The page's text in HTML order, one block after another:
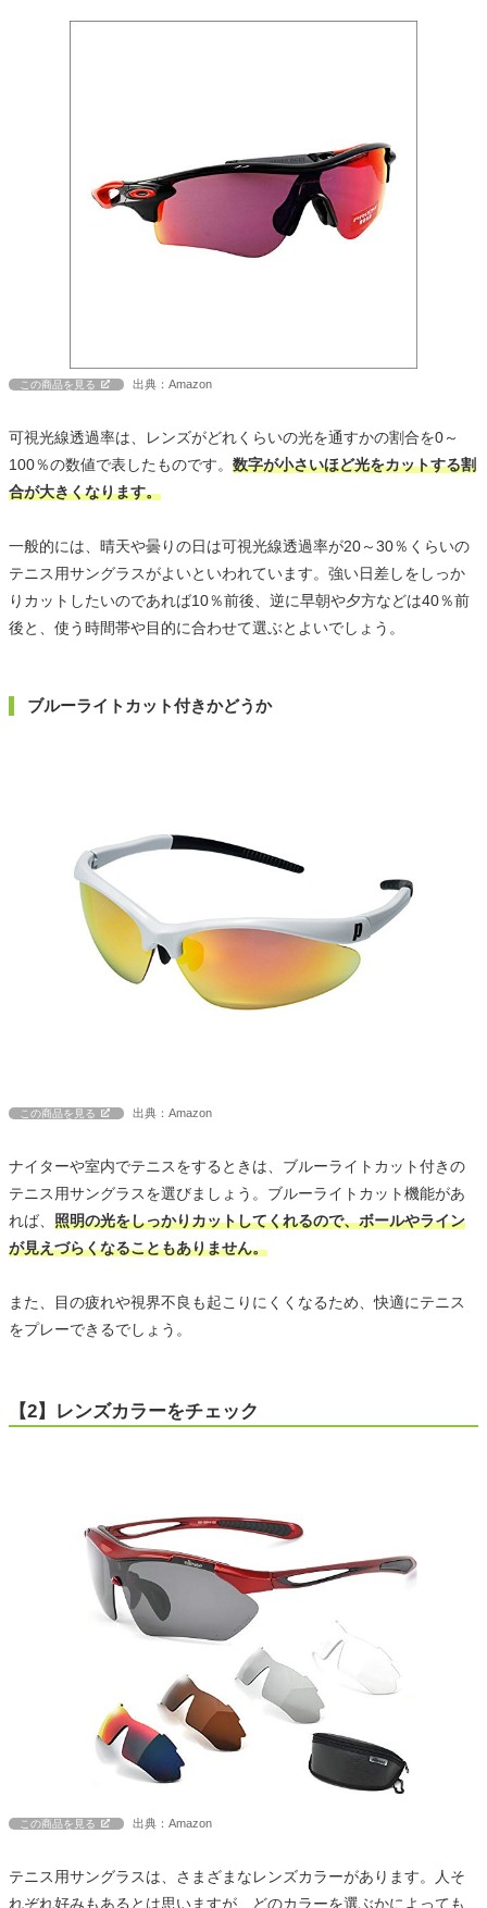
この商品を見る 出典：Amazon
可視光線透過率は、レンズがどれくらいの光を通すかの割合を0～
100％の数値で表したものです。 数字が小さいほど光をカットする割
合が大きくなります。
一般的には、晴天や曇りの日は可視光線透過率が20～30％くらいの
テニス用サングラスがよいといわれています。強い日差しをしっか
りカットしたいのであれば10％前後、逆に早朝や夕方などは40％前
後と、使う時間帯や目的に合わせて選ぶとよいでしょう。
ブルーライトカット付きかどうか
この商品を見る 出典：Amazon
ナイターや室内でテニスをするときは、ブルーライトカット付きの
テニス用サングラスを選びましょう。ブルーライトカット機能があ
れば、 照明の光をしっかりカットしてくれるので、ボールやライン
が見えづらくなることもありません。
また、目の疲れや視界不良も起こりにくくなるため、快適にテニス
をプレーできるでしょう。
【2】レンズカラーをチェック
この商品を見る 出典：Amazon
テニス用サングラスは、さまざまなレンズカラーがあります。人そ
れぞれ好みもあるとは思いますが、どのカラーを選ぶかによっても